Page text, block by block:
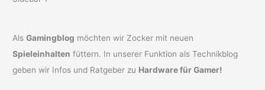
AlsGamingblog möchten wir Zocker mit neuen
Spieleinhalten füttern. In unserer Funktion als Technikblog
geben wir Infos und Ratgeber zu Hardware für Gamer!